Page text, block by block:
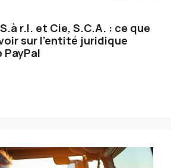
r.l. et Cie, S.C.A. : ce que
sur l’entité juridique
PayPal